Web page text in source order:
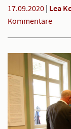
17.09.2020 | Lea
Kommentare